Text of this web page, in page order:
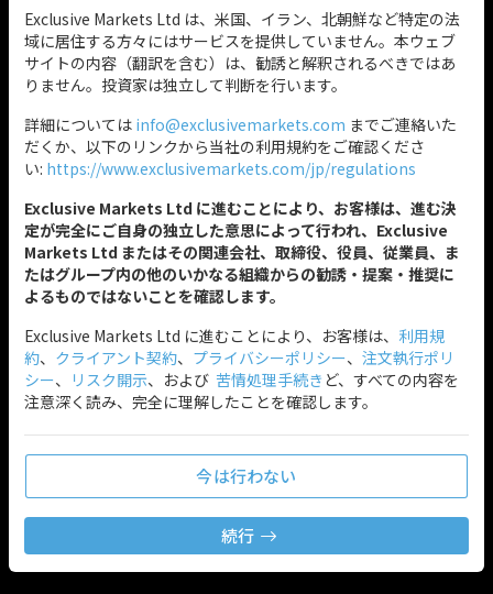
Exclusive Markets Ltd は、米国、イラン、北朝鮮など特定の法
域に居住する方々にはサービスを提供していません。本ウェブ
サイトの内容（翻訳を含む）は、勧誘と解釈されるべきではあ
りません。投資家は独立して判断を行います。
詳細については info@exclusivemarkets.com までご連絡いた
だくか、以下のリンクから当社の利用規約をご確認くださ
い: https://www.exclusivemarkets.com/jp/regulations
Exclusive Markets Ltd に進むことにより、お客様は、進む決
定が完全にご自身の独立した意思によって行われ、Exclusive
Markets Ltd またはその関連会社、取締役、役員、従業員、ま
たはグループ内の他のいかなる組織からの勧誘・提案・推奨に
よるものではないことを確認します。
Exclusive Markets Ltd に進むことにより、お客様は、 利用規
約、 クライアント契約、 プライバシーポリシー、 注文執行ポリ
シー、 リスク開示、および 苦情処理手続き ど、すべての内容を
注意深く読み、完全に理解したことを確認します。
今は行わない
続行